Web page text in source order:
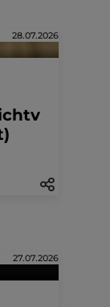
28.07.2026
27.07.2026